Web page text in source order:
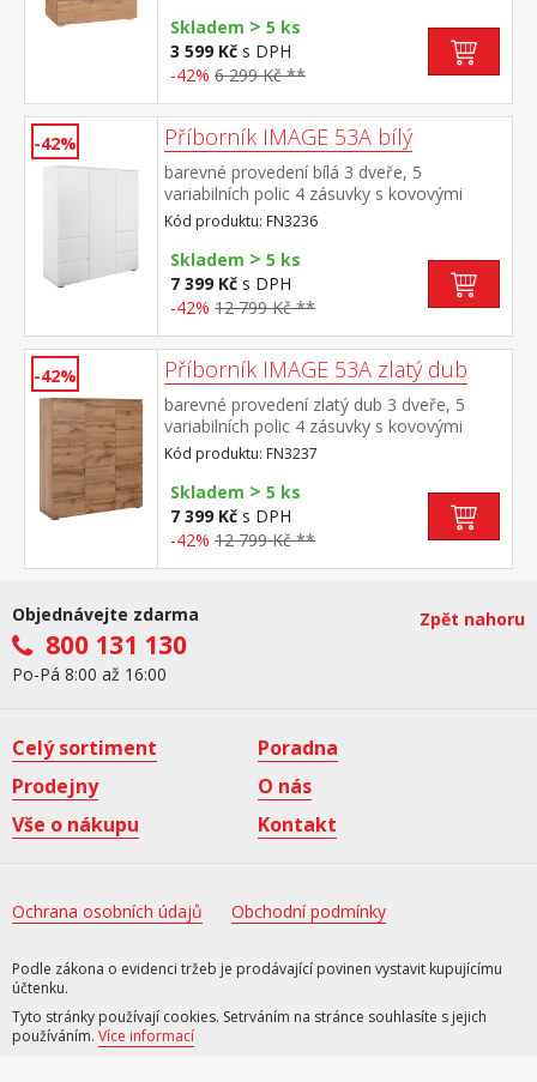
Skladem > 5 ks
3 599 Kč s DPH
-42% 6 299 Kč **
-42% Příborník IMAGE 53A bílý
barevné provedení bílá 3 dveře, 5
variabilních polic 4 zásuvky s kovovými
pojezdy
Kód produktu: FN3236
Skladem > 5 ks
7 399 Kč s DPH
-42% 12 799 Kč **
-42% Příborník IMAGE 53A zlatý dub
barevné provedení zlatý dub 3 dveře, 5
variabilních polic 4 zásuvky s kovovými
pojezdy
Kód produktu: FN3237
Skladem > 5 ks
7 399 Kč s DPH
-42% 12 799 Kč **
Objednávejte zdarma
800 131 130
Po-Pá 8:00 až 16:00
Zpět nahoru
Celý sortiment
Poradna
Prodejny
O nás
Vše o nákupu
Kontakt
Ochrana osobních údajů Obchodní podmínky
Podle zákona o evidenci tržeb je prodávající povinen vystavit kupujícímu
účtenku.
Tyto stránky používají cookies. Setrváním na stránce souhlasíte s jejich
používáním. Více informací